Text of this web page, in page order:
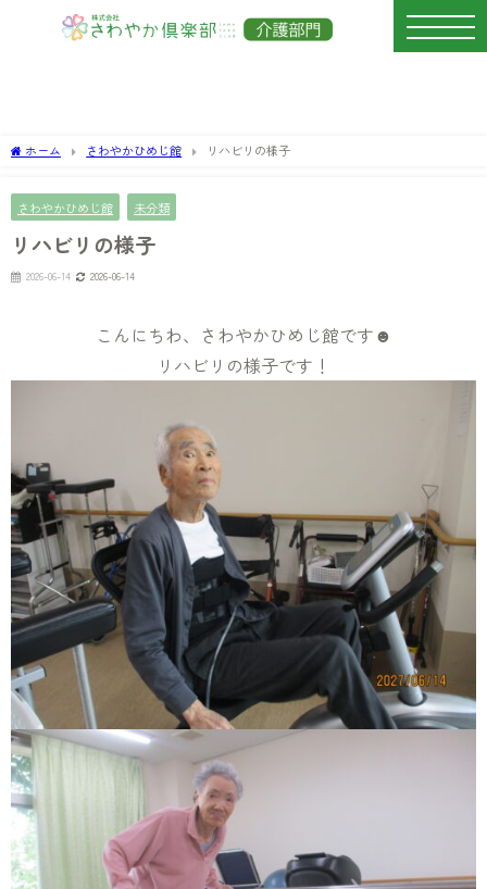
ホーム さわやかひめじ館 リハビリの様子
さわやかひめじ館 未分類
リハビリの様子
2026-06-14 2026-06-14
こんにちわ、さわやかひめじ館です☻
リハビリの様子です！